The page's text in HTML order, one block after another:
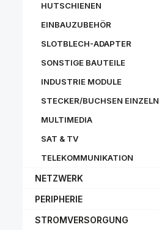
HUTSCHIENEN
EINBAUZUBEHÖR
SLOTBLECH-ADAPTER
SONSTIGE BAUTEILE
INDUSTRIE MODULE
STECKER/BUCHSEN EINZELN
MULTIMEDIA
SAT & TV
TELEKOMMUNIKATION
NETZWERK
PERIPHERIE
STROMVERSORGUNG